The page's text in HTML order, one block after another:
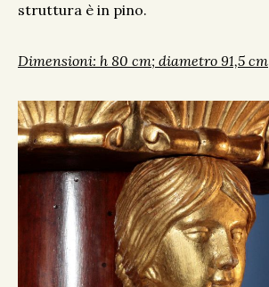
struttura è in pino.
Dimensioni: h 80 cm; diametro 91,5 cm